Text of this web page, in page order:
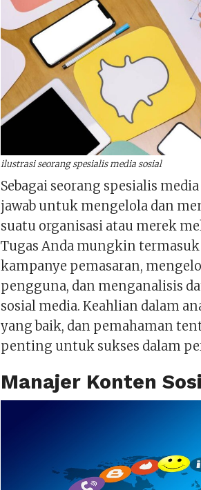
ilustrasi seorang spesialis media sosial
Sebagai seorang spesialis
jawab untuk mengelola dan
suatu organisasi atau merek
Tugas Anda mungkin
kampanye pemasaran,
pengguna, dan menganalisis
sosial media. Keahlian dalam
yang baik, dan pemahaman
penting untuk sukses dalam
Manajer Konten